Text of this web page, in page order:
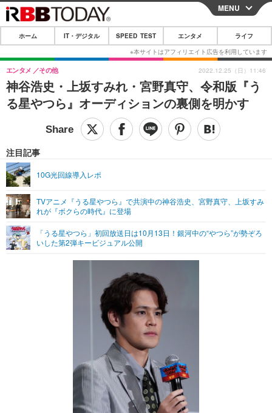
CLOSE
ホーム
IT・デジタル
IT・デジタルTOP スマートフォン
ガジェット・ツール
ショッピング その他
SPEED TEST
エンタメTOP 映画・ドラマ
グラビア
ショッピング その他
ライフTOP
その他
リリース一覧
プッシュ通知の停止方法
MENU
ホーム IT・デジタル SPEED TEST エンタメ ライフ
神谷浩史・上坂すみれ・宮野真守、令和版『う
る星やつら』オーディションの裏側を明かす
エンタメ その他
注目記事
10G光回線導入レポ
TVアニメ『うる星やつら』で共演中の神谷浩史、宮野真守、上坂すみ
れが『ボクらの時代』に登場
「うる星やつら」初回放送日は10月13日！銀河中の“やつら”が勢ぞろ
いした第2弾キービジュアル公開
2022.12.25（日）11:46